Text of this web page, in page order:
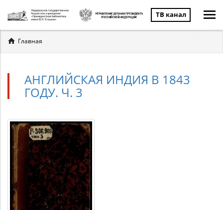
ТВ канал
Вы
здесь
Главная
АНГЛИЙСКАЯ ИНДИЯ В 1843
ГОДУ. Ч. 3